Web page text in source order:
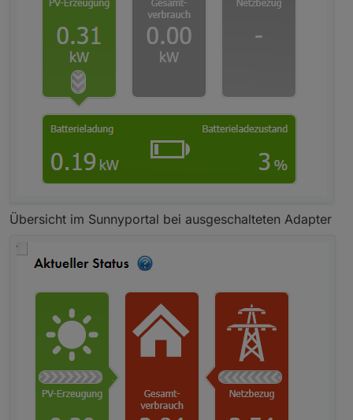
Übersicht im Sunnyportal bei ausgeschalteten Adapter